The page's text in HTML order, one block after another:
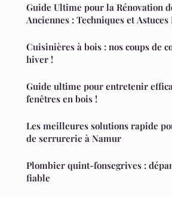
Guide Ultime pour la Rénovation
Anciennes : Techniques et
Cuisinières à bois : nos coups de
hiver !
Guide ultime pour entretenir
fenêtres en bois !
Les meilleures solutions rapide
de serrurerie à Namur
Plombier quint-fonsegrives :
fiable